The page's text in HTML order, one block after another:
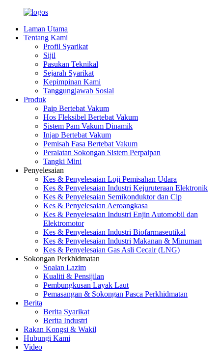
Laman Utama
Tentang Kami
Profil Syarikat
Sijil
Pasukan Teknikal
Sejarah Syarikat
Kepimpinan Kami
Tanggungjawab Sosial
Produk
Paip Bertebat Vakum
Hos Fleksibel Bertebat Vakum
Sistem Pam Vakum Dinamik
Injap Bertebat Vakum
Pemisah Fasa Bertebat Vakum
Peralatan Sokongan Sistem Perpaipan
Tangki Mini
Penyelesaian
Kes & Penyelesaian Loji Pemisahan Udara
Kes & Penyelesaian Industri Kejuruteraan Elektronik
Kes & Penyelesaian Semikonduktor dan Cip
Kes & Penyelesaian Aeroangkasa
Kes & Penyelesaian Industri Enjin Automobil dan
Elektromotor
Kes & Penyelesaian Industri Biofarmaseutikal
Kes & Penyelesaian Industri Makanan & Minuman
Kes & Penyelesaian Gas Asli Cecair (LNG)
Sokongan Perkhidmatan
Soalan Lazim
Kualiti & Pensijilan
Pembungkusan Layak Laut
Pemasangan & Sokongan Pasca Perkhidmatan
Berita
Berita Syarikat
Berita Industri
Rakan Kongsi & Wakil
Hubungi Kami
Video